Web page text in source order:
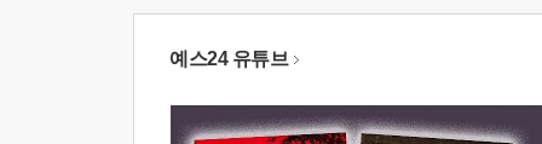
예스24 유튜브